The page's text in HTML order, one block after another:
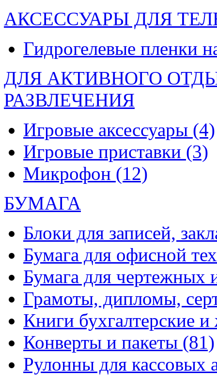
АКСЕССУАРЫ ДЛЯ
Гидрогелевые пленки
ДЛЯ АКТИВНОГО
РАЗВЛЕЧЕНИЯ
Игровые аксессуары (4)
Игровые приставки (3)
Микрофон (12)
БУМАГА
Блоки для записей,
Бумага для офисной
Бумага для чертежных
Грамоты, дипломы,
Книги бухгалтерские
Конверты и пакеты (81)
Рулонны для кассовых